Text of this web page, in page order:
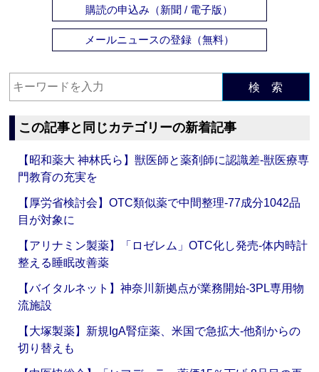
購読の申込み（新聞 / 電子版）
メールニュースの登録（無料）
検 索
この記事と同じカテゴリーの新着記事
【昭和薬大 神林氏ら】獣医師と薬剤師に認識差‐獣医療専
門教育の充実を
【厚労省検討会】OTC類似薬で中間整理‐77成分1042品
目が対象に
【アリナミン製薬】「ロゼレム」OTC化し発売‐体内時計
整える睡眠改善薬
【バイタルネット】神奈川新拠点が業務開始‐3PL専用物
流施設
【大塚製薬】新規IgA腎症薬、米国で急拡大‐他剤からの
切り替えも